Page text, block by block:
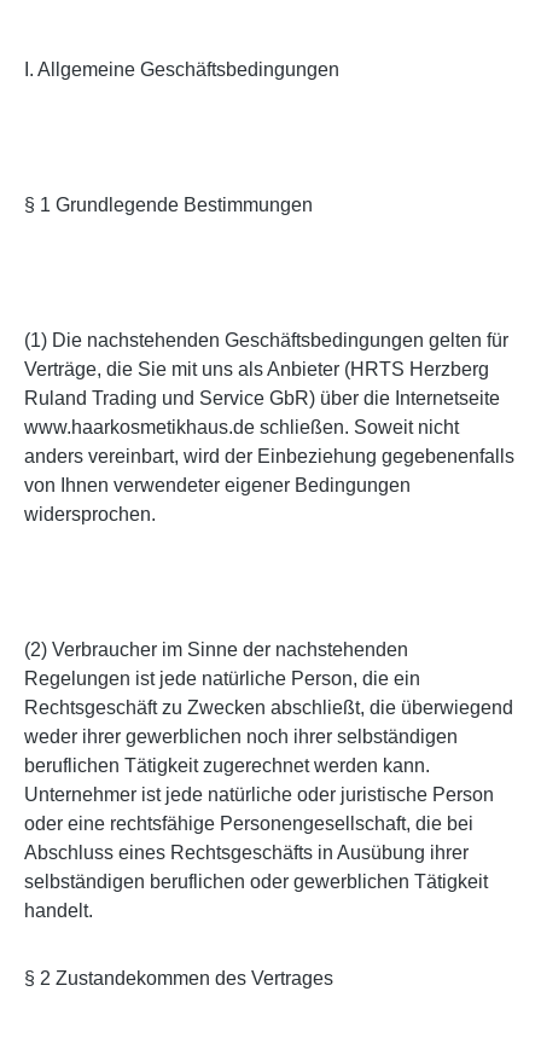
I. Allgemeine Geschäftsbedingungen
§ 1 Grundlegende Bestimmungen
(1) Die nachstehenden Geschäftsbedingungen gelten für
Verträge, die Sie mit uns als Anbieter (HRTS Herzberg
Ruland Trading und Service GbR) über die Internetseite
www.haarkosmetikhaus.de schließen. Soweit nicht
anders vereinbart, wird der Einbeziehung gegebenenfalls
von Ihnen verwendeter eigener Bedingungen
widersprochen.
(2) Verbraucher im Sinne der nachstehenden
Regelungen ist jede natürliche Person, die ein
Rechtsgeschäft zu Zwecken abschließt, die überwiegend
weder ihrer gewerblichen noch ihrer selbständigen
beruflichen Tätigkeit zugerechnet werden kann.
Unternehmer ist jede natürliche oder juristische Person
oder eine rechtsfähige Personengesellschaft, die bei
Abschluss eines Rechtsgeschäfts in Ausübung ihrer
selbständigen beruflichen oder gewerblichen Tätigkeit
handelt.
§ 2 Zustandekommen des Vertrages